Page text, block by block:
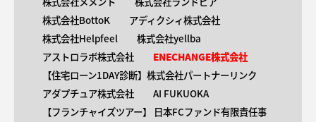
株式会社BottoK
アディクシィ株式会社
株式会社Helpfeel
株式会社yellba
アストロラボ株式会社
ENECHANGE株式会社
【住宅ローン1DAY診断】株式会社パートナーリンク
アダプチュア株式会社
AI FUKUOKA
【​フランチャイズツアー】 日本FCファンド有限責任事